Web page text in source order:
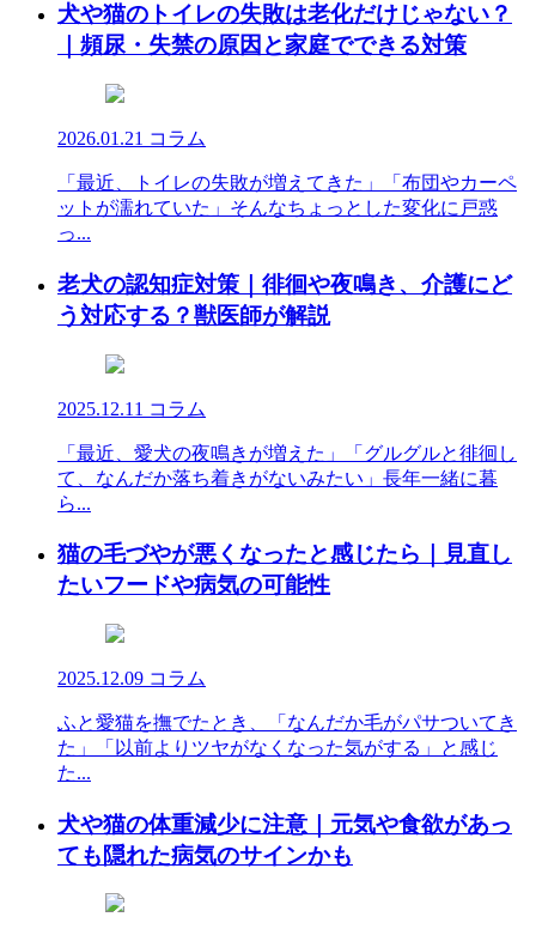
犬や猫のトイレの失敗は老化だけじゃない？
｜頻尿・失禁の原因と家庭でできる対策
2026.01.21 コラム
「最近、トイレの失敗が増えてきた」「布団やカーペ
ットが濡れていた」そんなちょっとした変化に戸惑
っ...
老犬の認知症対策｜徘徊や夜鳴き、介護にど
う対応する？獣医師が解説
2025.12.11 コラム
「最近、愛犬の夜鳴きが増えた」「グルグルと徘徊し
て、なんだか落ち着きがないみたい」長年一緒に暮
ら...
猫の毛づやが悪くなったと感じたら｜見直し
たいフードや病気の可能性
2025.12.09 コラム
ふと愛猫を撫でたとき、「なんだか毛がパサついてき
た」「以前よりツヤがなくなった気がする」と感じ
た...
犬や猫の体重減少に注意｜元気や食欲があっ
ても隠れた病気のサインかも